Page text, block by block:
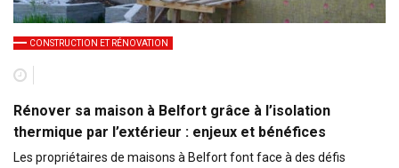
CONSTRUCTION ET RÉNOVATION
Rénover sa maison à Belfort grâce à l’isolation
thermique par l’extérieur : enjeux et bénéfices
Les propriétaires de maisons à Belfort font face à des défis